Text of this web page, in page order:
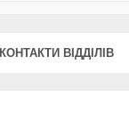
КОНТАКТИ ВІДДІЛІВ